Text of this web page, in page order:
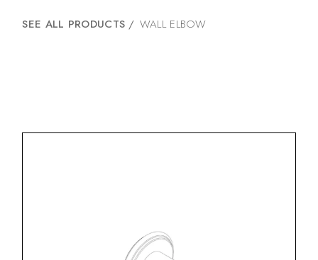
SEE ALL PRODUCTS / WALL ELBOW